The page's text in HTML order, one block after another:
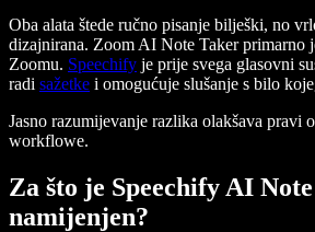
Oba alata štede ručno pisanje bilješki, no
dizajnirana. Zoom AI Note Taker primarno
Zoomu. Speechify je prije svega glasovni
radi sažetke i omogućuje slušanje s bilo
Jasno razumijevanje razlika olakšava pravi
workflowe.
Za što je Speechify AI
namijenjen?